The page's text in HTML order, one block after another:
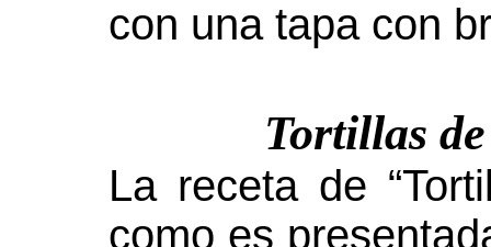
con una tapa con
Tortillas
La receta de
como es